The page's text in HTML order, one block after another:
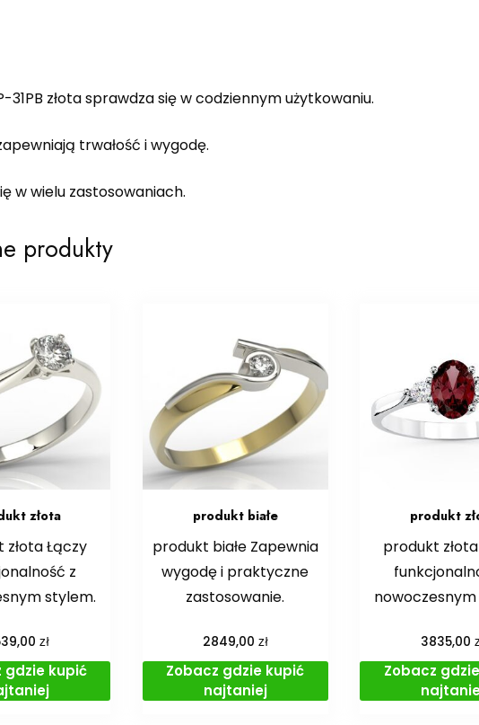
31PB złota sprawdza się w codziennym użytkowaniu.
trwałość i wygodę.
w wielu zastosowaniach.
produkty
złota
złota Łączy
z
stylem.
zł
gdzie kupić
produkt białe
produkt białe Zapewnia
wygodę i praktyczne
zastosowanie.
2849,00 zł
Zobacz gdzie kupić
najtaniej
produkt
produkt
3835,00
Zobacz